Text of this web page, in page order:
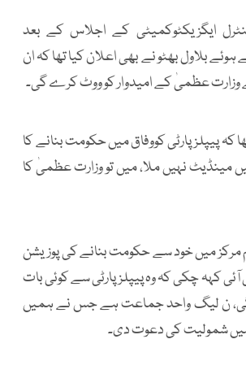
ایگزیکٹوکمیٹی کے اجلاس کے بعد
بلاول بھٹو نے بھی اعلان کیا تھا کہ ان
وزارت عظمیٰ کے امیدوار کو ووٹ کرے گی۔
کہ پیپلزپارٹی کووفاق میں حکومت بنانے کا
مینڈیٹ نہیں ملا، میں تو وزارت عظمیٰ کا
مرکز میں خود سے حکومت بنانے کی پوزیشن
آئی کہہ چکی کہ وہ پیپلزپارٹی سے کوئی بات
ن لیگ واحد جماعت ہے جس نے ہمیں
شمولیت کی دعوت دی۔